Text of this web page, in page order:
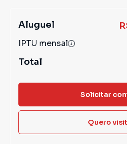
Aluguel
IPTU mensal
Total
Solicitar
Quero